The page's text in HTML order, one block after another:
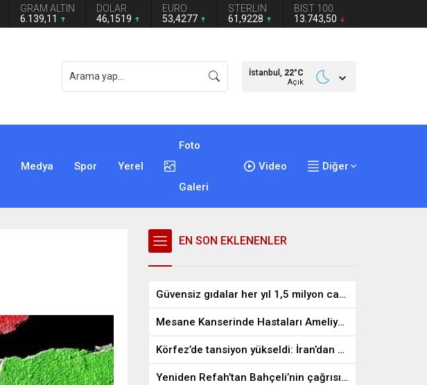
GRAM ALTIN
6.139,11
DOLAR
46,1519
EURO
53,4277
STERLİN
61,9228
BIST 100
13.743,50
İstanbul, 22°C
Açık
Medya Spor Yerel
Foto
Galeri
Video Diğer
EN SON EKLENENLER
Güvensiz gıdalar her yıl 1,5 milyon can alıyor
Mesane Kanserinde Hastaları Ameliyattan Kurtaran İlaç
Körfez’de tansiyon yükseldi: İran’dan ABD üslerine misilleme
Yeniden Refah’tan Bahçeli’nin çağrısına destek